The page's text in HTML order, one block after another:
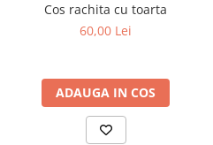
Cos rachita cu toarta
60,00 Lei
ADAUGA IN COS